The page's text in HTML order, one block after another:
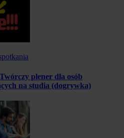
plener dla osób
na studia (dogrywka)